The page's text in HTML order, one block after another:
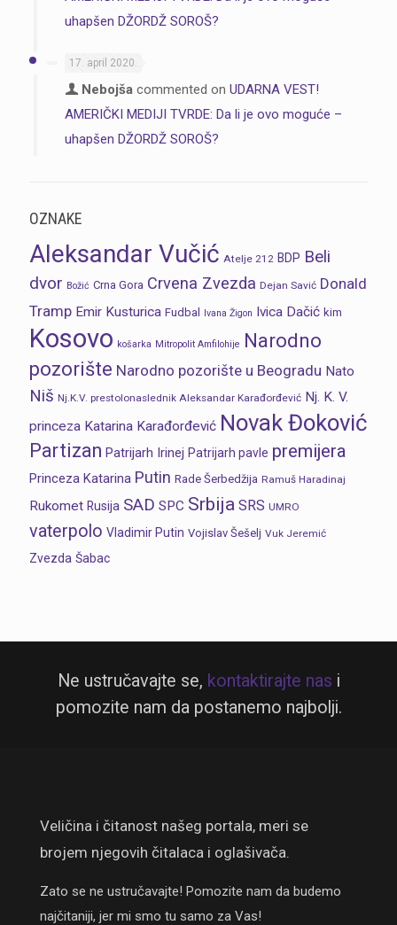
uhapšen DŽORDŽ SOROŠ?
17. april 2020.
Nebojša commented on UDARNA VEST!
AMERIČKI MEDIJI TVRDE: Da li je ovo moguće –
uhapšen DŽORDŽ SOROŠ?
OZNAKE
Aleksandar Vučić Atelje 212 BDP Beli
dvor Božić Crna Gora Crvena Zvezda Dejan Savić Donald
Tramp Emir Kusturica Fudbal Ivana Žigon Ivica Dačić kim
Kosovo košarka Mitropolit Amfilohije Narodno
pozorište Narodno pozorište u Beogradu Nato
Niš Nj.K.V. prestolonaslednik Aleksandar Karađorđević Nj. K. V.
princeza Katarina Karađorđević Novak Đoković
Partizan Patrijarh Irinej Patrijarh pavle premijera
Princeza Katarina Putin Rade Šerbedžija Ramuš Haradinaj
Rukomet Rusija SAD SPC Srbija SRS UMRO
vaterpolo Vladimir Putin Vojislav Šešelj Vuk Jeremić
Zvezda Šabac
Ne ustručavajte se, kontaktirajte nas i
pomozite nam da postanemo najbolji.
Veličina i čitanost našeg portala, meri se
brojem njegovih čitalaca i oglašivača.
Zato se ne ustručavajte! Pomozite nam da budemo
najčitaniji, jer mi smo tu samo za Vas!